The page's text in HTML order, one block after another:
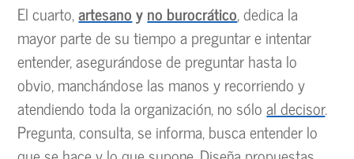
El cuarto,artesanoyno burocrático, dedica la
mayor parte de su tiempo a preguntar e intentar
entender, asegurándose de preguntar hasta lo
obvio, manchándose las manos y recorriendo y
atendiendo toda la organización, no sóloal decisor.
Pregunta, consulta, se informa, busca entender lo